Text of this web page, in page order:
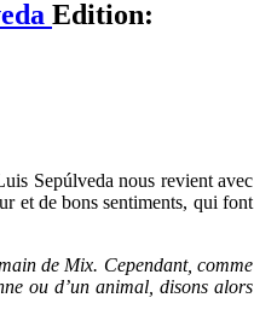
Edition:
Sepúlveda nous revient avec
et de bons sentiments, qui font
de Mix. Cependant, comme
ou d’un animal, disons alors